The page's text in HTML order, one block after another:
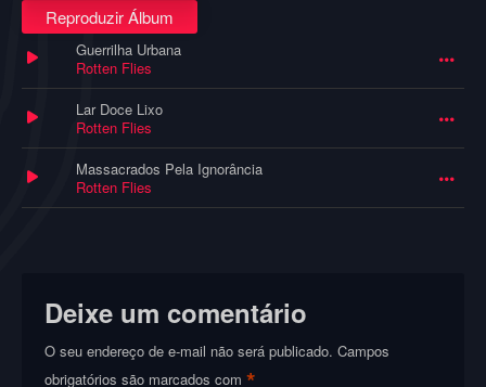
Reproduzir Álbum
Guerrilha Urbana
Rotten Flies
Lar Doce Lixo
Rotten Flies
Massacrados Pela Ignorância
Rotten Flies
Deixe um comentário
O seu endereço de e-mail não será publicado. Campos
obrigatórios são marcados com